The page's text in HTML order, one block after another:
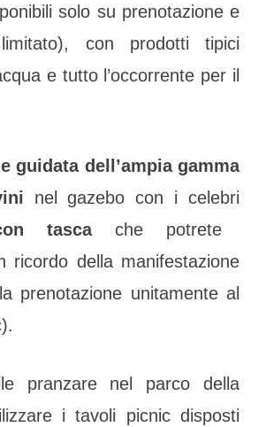
solo su prenotazione e
con prodotti tipici
e tutto l’occorrente per il
guidata dell’ampia gamma
nel gazebo con i celebri
tascache potrete
ricordo della manifestazione
prenotazione unitamente al
pranzare nel parco della
i tavoli picnic disposti